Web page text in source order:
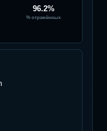
96.2%
% отражённых